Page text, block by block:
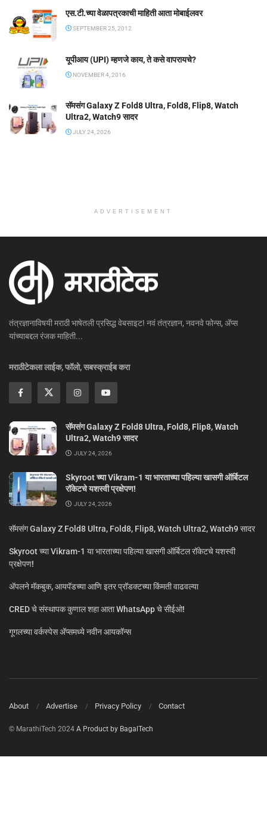
एस.टी.च्या वेळापत्रकाची माहिती आता मोबाईलवर
SEPTEMBER 25, 2012
यूपीआय (UPI) म्हणजे काय, ते कसे वापरायचे?
NOVEMBER 4, 2016
सॅमसंग Galaxy Z Fold8 Ultra, Fold8, Flip8, Watch
Ultra2, Watch9 सादर
JULY 24, 2026
ADVERTISEMENT
तंत्रज्ञानाविषयी मराठी भाषेतली प्रसिद्ध वेबसाइट! नवं तंत्रज्ञान, नवनवे फोन्स, ॲप्स
यांच्याबद्दल रंजक माहिती...
मराठीटेकला लाईक, फॉलो, सबस्क्राईब करा
सॅमसंग Galaxy Z Fold8 Ultra, Fold8, Flip8, Watch
Ultra2, Watch9 सादर
JULY 24, 2026
Skyroot च्या Vikram-1 या भारताच्या पहिल्या खासगी ऑर्बिटल
रॉकेटचे यशस्वी प्रक्षेपण!
JULY 24, 2026
सॅमसंग Galaxy Z Fold8 Ultra, Fold8, Flip8, Watch Ultra2, Watch9 सादर
Skyroot च्या Vikram-1 या भारताच्या पहिल्या खासगी ऑर्बिटल रॉकेटचे यशस्वी
प्रक्षेपण!
ॲपलने मॅकबुक, आयपॅडच्या आणि इतर प्रॉडक्टच्या किंमती वाढवल्या
CRED चे संस्थापक कुणाल शहा आता WhatsApp चे सीईओ!
गूगलच्या वर्कस्पेस अ‍ॅप्समध्ये नवीन आयकॉन्स
About Advertise Privacy Policy Contact
© MarathiTech 2024 A Product by BagalTech